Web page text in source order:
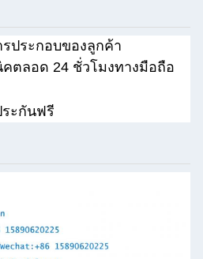
ประกอบของลูกค้า
ตลอด 24 ชั่วโมงทางมือถือ
ระกันฟรี